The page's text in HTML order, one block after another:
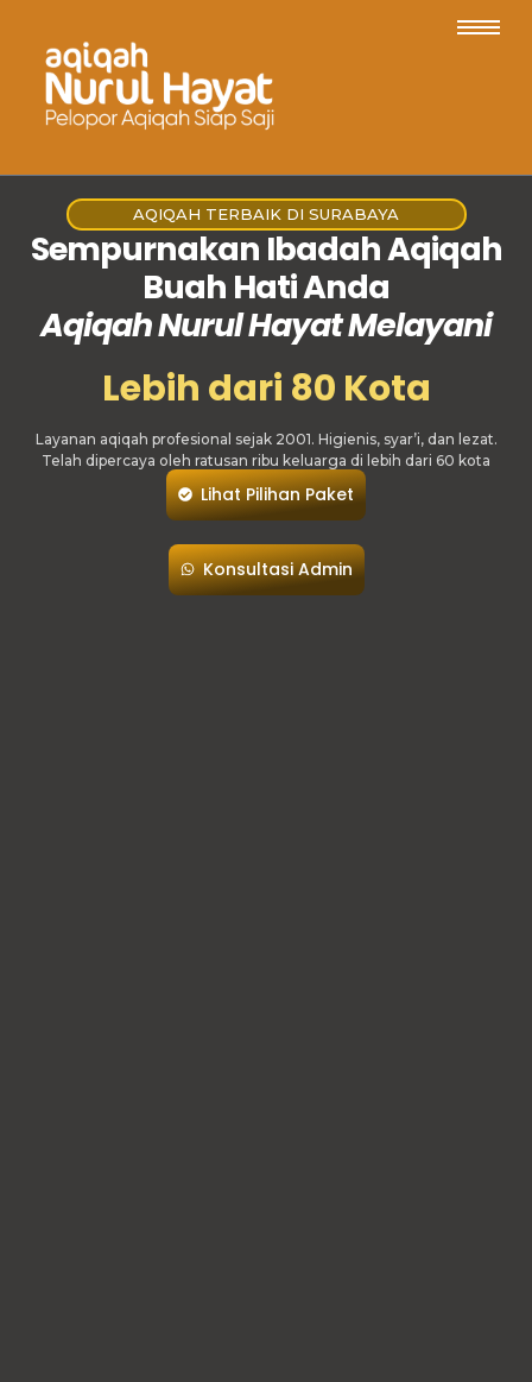
AQIQAH TERBAIK DI SURABAYA
Sempurnakan Ibadah Aqiqah
Buah Hati Anda
Aqiqah Nurul Hayat Melayani
Lebih dari 80 Kota
Layanan aqiqah profesional sejak 2001. Higienis, syar’i, dan lezat.
Telah dipercaya oleh ratusan ribu keluarga di lebih dari 60 kota
Lihat Pilihan Paket
Konsultasi Admin